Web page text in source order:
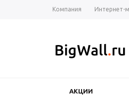
Компания Интернет-
АКЦИИ